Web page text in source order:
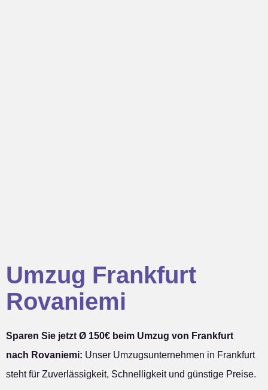
Umzug Frankfurt
Rovaniemi
Sparen Sie jetzt Ø 150€ beim Umzug von Frankfurt
nach Rovaniemi: Unser Umzugsunternehmen in Frankfurt
steht für Zuverlässigkeit, Schnelligkeit und günstige Preise.